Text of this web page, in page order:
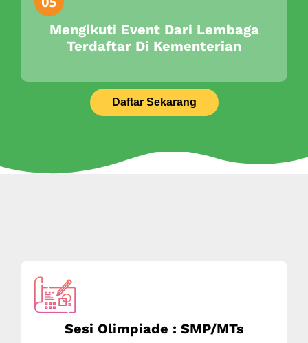
Mengikuti Event Dari Lembaga
Terdaftar Di Kementerian
Daftar Sekarang
Sesi Olimpiade : SMP/MTs